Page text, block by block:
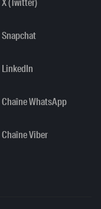
X (Twitter)
Snapchat
LinkedIn
Chaîne WhatsApp
Chaîne Viber